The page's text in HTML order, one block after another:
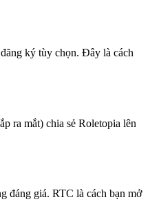
ký tùy chọn. Đây là cách
ra mắt) chia sẻ Roletopia lên
đáng giá. RTC là cách bạn mở